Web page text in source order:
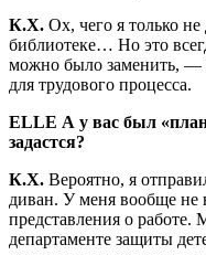
К.Х. Ох, чего я только не
библиотеке… Но это
можно было заменить, —
для тру­дового процесса.
ELLE А у вас был
задастся?
К.Х. Вероятно, я
диван. У ме­ня вообще не
представления о работе.
департаменте защиты